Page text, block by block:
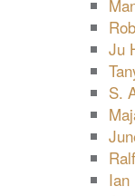
Ju
S.